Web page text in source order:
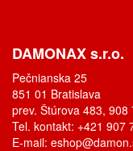
DAMONAX s.r.o.
Pečnianska 25
851 01 Bratislava
prev. Štúrova 483, 908
Tel. kontakt: +421 907
E-mail: